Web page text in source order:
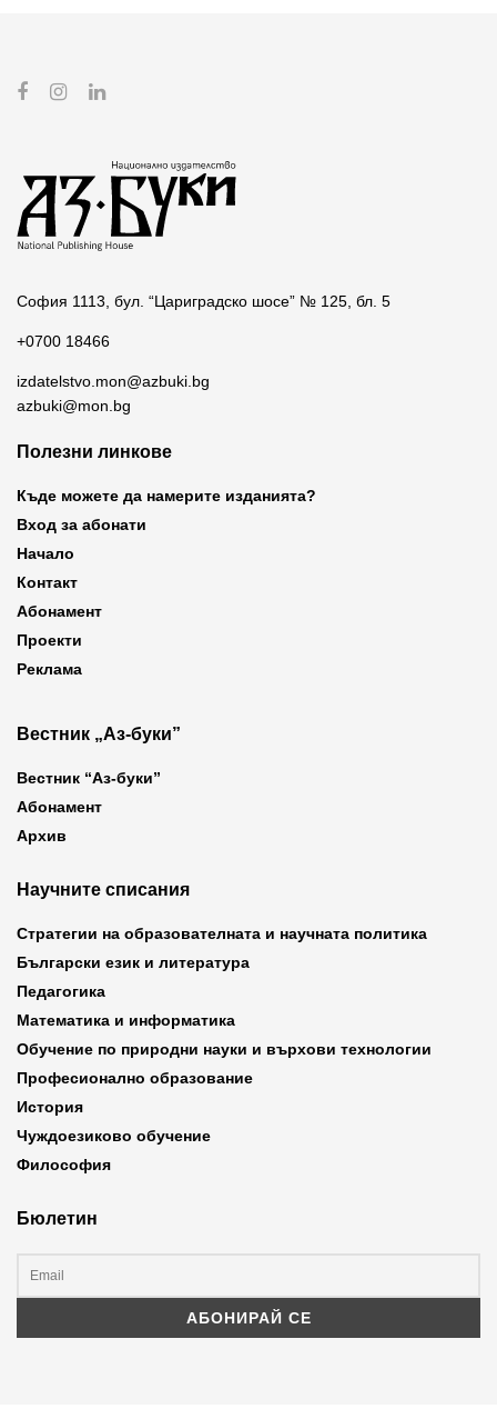
София 1113, бул. “Цариградско шосе” № 125, бл. 5
+0700 18466
izdatelstvo.mon@azbuki.bg
azbuki@mon.bg
Полезни линкове
Къде можете да намерите изданията?
Вход за абонати
Начало
Контакт
Абонамент
Проекти
Реклама
Вестник „Аз-буки”
Вестник “Аз-буки”
Абонамент
Архив
Научните списания
Стратегии на образователната и научната политика
Български език и литература
Педагогика
Математика и информатика
Обучение по природни науки и върхови технологии
Професионално образование
История
Чуждоезиково обучение
Философия
Бюлетин